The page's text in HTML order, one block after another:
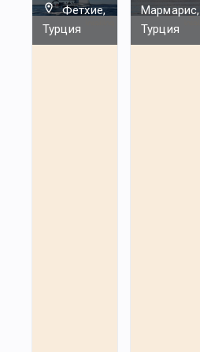
Фетхие,
Турция
Мармарис,
Турция